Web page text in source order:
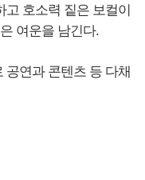
고 호소력 짙은 보컬이
여운을 남긴다.
공연과 콘텐츠 등 다채